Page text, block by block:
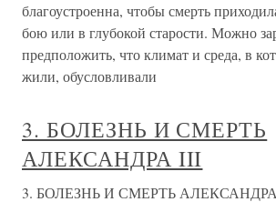
благоустроенна, чтобы смерть
бою или в глубокой старости. Можно
предположить, что климат и среда, в
жили, обусловливали
3. БОЛЕЗНЬ И СМЕРТЬ
АЛЕКСАНДРА III
3. БОЛЕЗНЬ И СМЕРТЬ АЛЕКСАНДРА